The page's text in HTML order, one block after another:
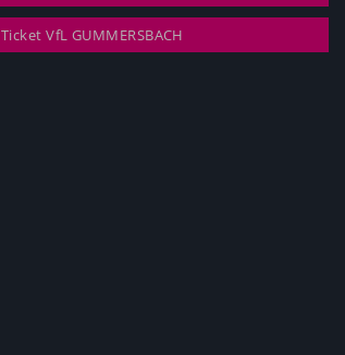
Ticket VfL GUMMERSBACH